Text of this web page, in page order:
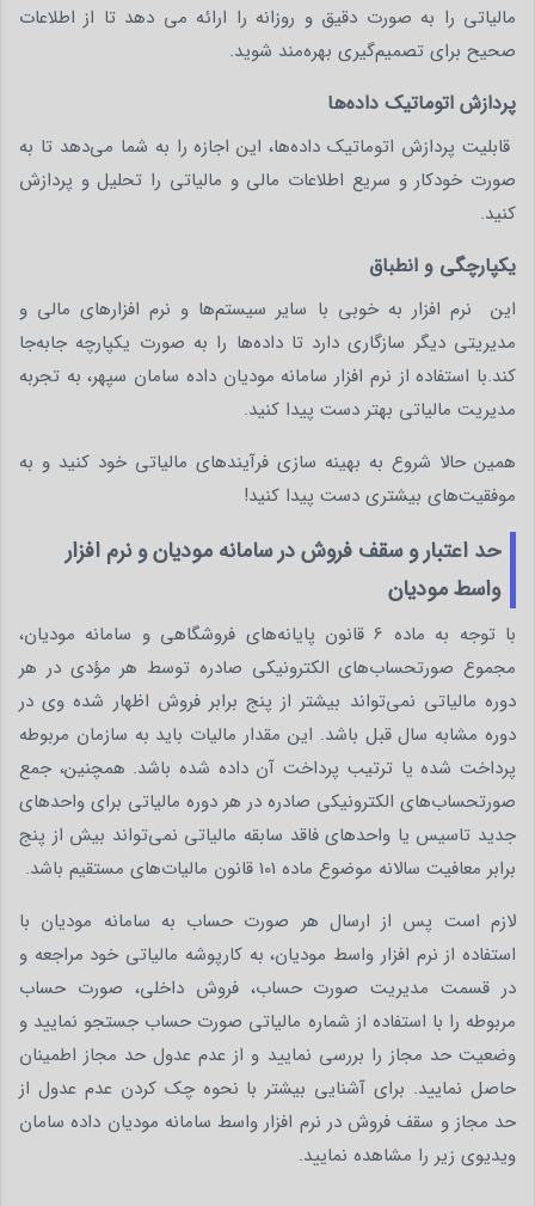
مالیاتی را به صورت دقیق و روزانه را ارائه می دهد تا از اطلاعات
صحیح برای تصمیم‌گیری بهره‌مند شوید.
پردازش اتوماتیک داده‌ها
قابلیت پردازش اتوماتیک داده‌ها، این اجازه را به شما می‌دهد تا به
صورت خودکار و سریع اطلاعات مالی و مالیاتی را تحلیل و پردازش
کنید.
یکپارچگی و انطباق
این نرم افزار به خوبی با سایر سیستم‌ها و نرم افزارهای مالی و
مدیریتی دیگر سازگاری دارد تا داده‌ها را به صورت یکپارچه جابه‌جا
کند.با استفاده از نرم افزار سامانه مودیان داده سامان سپهر، به تجربه
مدیریت مالیاتی بهتر دست پیدا کنید.
همین حالا شروع به بهینه‌ سازی فرآیند‌های مالیاتی خود کنید و به
موفقیت‌های بیشتری دست پیدا کنید!
حد اعتبار و سقف فروش در سامانه مودیان و نرم افزار
واسط مودیان
با توجه به ماده 6 قانون پایانه‌های فروشگاهی و سامانه مودیان،
مجموع صورتحساب‌های الکترونیکی صادره توسط هر مؤدی در هر
دوره مالیاتی نمی‌تواند بیشتر از پنج برابر فروش اظهار شده وی در
دوره مشابه سال قبل باشد. این مقدار مالیات باید به سازمان مربوطه
پرداخت شده یا ترتیب پرداخت آن داده شده باشد. همچنین، جمع
صورتحساب‌های الکترونیکی صادره در هر دوره مالیاتی برای واحدهای
جدید تاسیس یا واحدهای فاقد سابقه مالیاتی نمی‌تواند بیش از پنج
برابر معافیت سالانه موضوع ماده 101 قانون مالیات‌های مستقیم باشد.
لازم است پس از ارسال هر صورت حساب به سامانه مودیان با
استفاده از نرم افزار واسط مودیان، به کارپوشه مالیاتی خود مراجعه و
در قسمت مدیریت صورت حساب، فروش داخلی، صورت حساب
مربوطه را با استفاده از شماره مالیاتی صورت حساب جستجو نمایید و
وضعیت حد مجاز را بررسی نمایید و از عدم عدول حد مجاز اطمینان
حاصل نمایید. برای آشنایی بیشتر با نحوه چک کردن عدم عدول از
حد مجاز و سقف فروش در نرم افزار واسط سامانه مودیان داده سامان
ویدیوی زیر را مشاهده نمایید.